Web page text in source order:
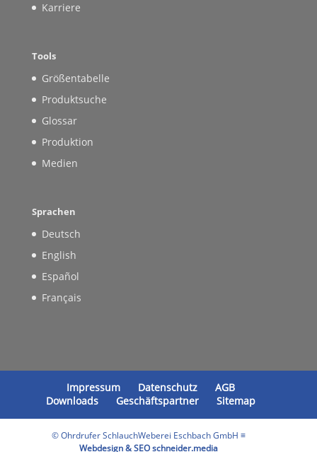
Karriere
Tools
Größentabelle
Produktsuche
Glossar
Produktion
Medien
Sprachen
Deutsch
English
Español
Français
Impressum Datenschutz
AGB
Downloads
Geschäftspartner Sitemap
© Ohrdrufer SchlauchWeberei Eschbach GmbH ≡
Webdesign & SEO schneider.media